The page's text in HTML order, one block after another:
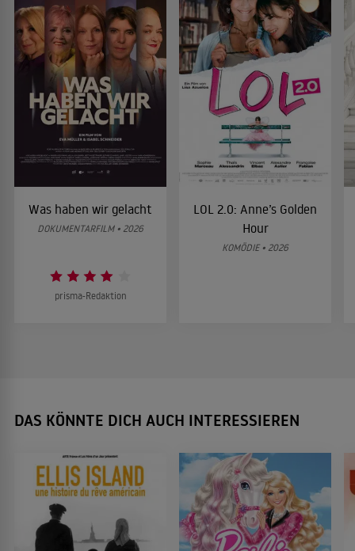
Was haben wir gelacht
DOKUMENTARFILM • 2026
prisma-Redaktion
LOL 2.0: Anne’s Golden
Hour
KOMÖDIE • 2026
DAS KÖNNTE DICH AUCH INTERESSIEREN